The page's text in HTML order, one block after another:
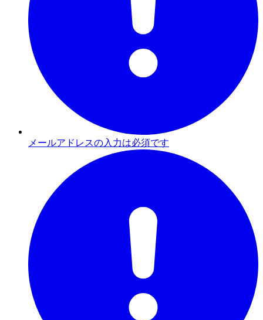
メールアドレスの入力は必須です